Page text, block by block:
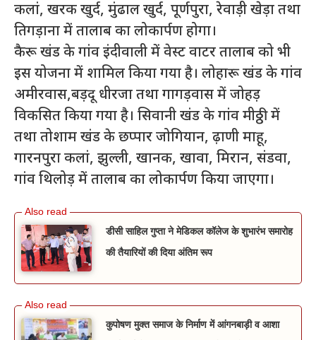
कलां, खरक खुर्द, मुंढाल खुर्द, पूर्णपुरा, रेवाड़ी खेड़ा तथा
तिगड़ाना में तालाब का लोकार्पण होगा।
कैरू खंड के गांव इंदीवाली में वेस्ट वाटर तालाब को भी
इस योजना में शामिल किया गया है। लोहारू खंड के गांव
अमीरवास,बड़दू धीरजा तथा गागड़वास में जोहड़
विकसित किया गया है। सिवानी खंड के गांव मीठ्ठी में
तथा तोशाम खंड के छप्पार जोगियान, ढ़ाणी माहू,
गारनपुरा कलां, झुल्ली, खानक, खावा, मिरान, संडवा,
गांव थिलोड़ में तालाब का लोकार्पण किया जाएगा।
डीसी साहिल गुप्ता ने मेडिकल कॉलेज के शुभारंभ समारोह
की तैयारियों की दिया अंतिम रूप
कुपोषण मुक्त समाज के निर्माण में आंगनबाड़ी व आशा